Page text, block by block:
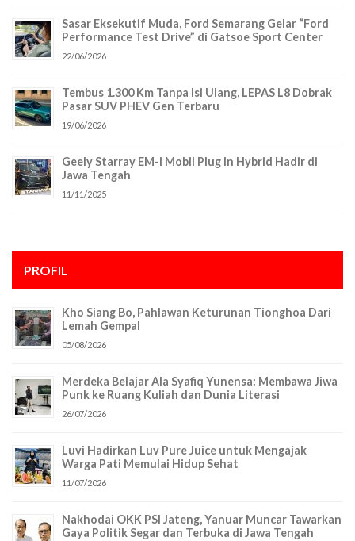
Sasar Eksekutif Muda, Ford Semarang Gelar “Ford
Performance Test Drive” di Gatsoe Sport Center
22/06/2026
Tembus 1.300 Km Tanpa Isi Ulang, LEPAS L8 Dobrak
Pasar SUV PHEV Gen Terbaru
19/06/2026
Geely Starray EM-i Mobil Plug In Hybrid Hadir di
Jawa Tengah
11/11/2025
PROFIL
Kho Siang Bo, Pahlawan Keturunan Tionghoa Dari
Lemah Gempal
05/08/2026
Merdeka Belajar Ala Syafiq Yunensa: Membawa Jiwa
Punk ke Ruang Kuliah dan Dunia Literasi
26/07/2026
Luvi Hadirkan Luv Pure Juice untuk Mengajak
Warga Pati Memulai Hidup Sehat
11/07/2026
Nakhodai OKK PSI Jateng, Yanuar Muncar Tawarkan
Gaya Politik Segar dan Terbuka di Jawa Tengah